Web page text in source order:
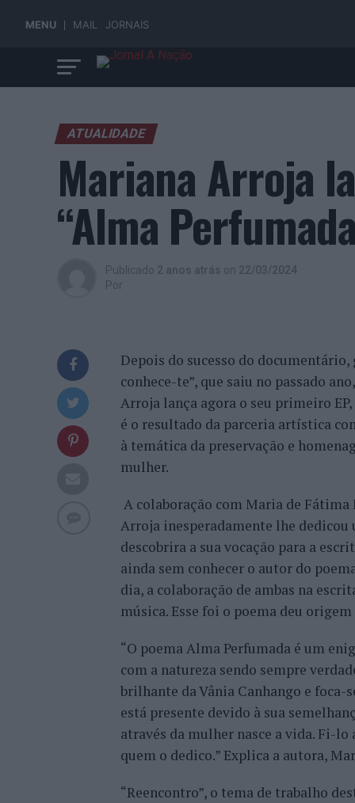
MENU MAIL JORNAIS
ATUALIDADE
Mariana Arroja
“Alma
Publicado 2 anos atrás on 22/03/2024
Por
Depois do sucesso do
conhece-te”, que saiu no passado
Arroja lança agora o seu primeiro EP,
é o resultado da parceria artística
à temática da preservação e
mulher.
A colaboração com Maria de
Arroja inesperadamente lhe dedicou
descobrira a sua vocação para a
ainda sem conhecer o autor do
dia, a colaboração de ambas na
música. Esse foi o poema deu
“O poema Alma Perfumada é um
com a natureza sendo sempre
brilhante da Vânia Canhango e foca-
está presente devido à sua
através da mulher nasce a vida. Fi-
quem o dedico.” Explica a autora,
“Reencontro”, o tema de trabalho